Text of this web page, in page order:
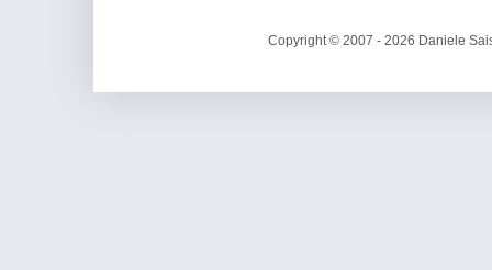
Copyright © 2007 - 2026 Daniele